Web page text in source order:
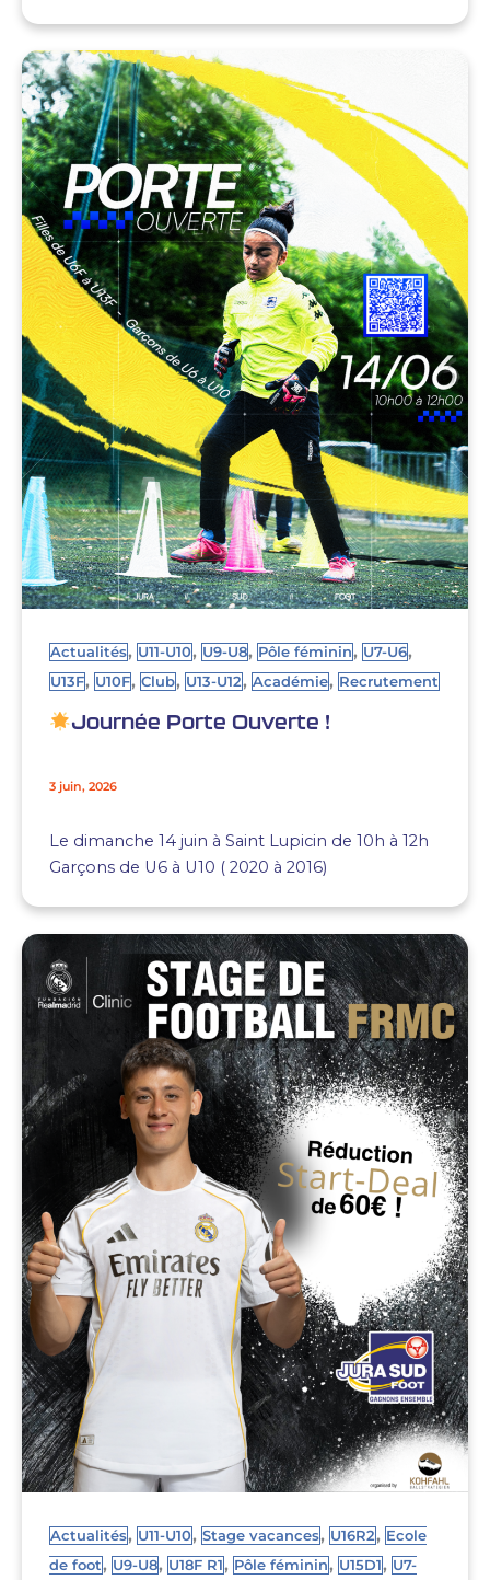
Actualités, U11-U10, U9-U8, Pôle féminin, U7-U6,
U13F, U10F, Club, U13-U12, Académie, Recrutement
Journée Porte Ouverte !
3 juin, 2026
Le dimanche 14 juin à Saint Lupicin de 10h à 12h
Garçons de U6 à U10 ( 2020 à 2016)
Actualités, U11-U10, Stage vacances, U16R2, Ecole
de foot, U9-U8, U18F R1, Pôle féminin, U15D1, U7-